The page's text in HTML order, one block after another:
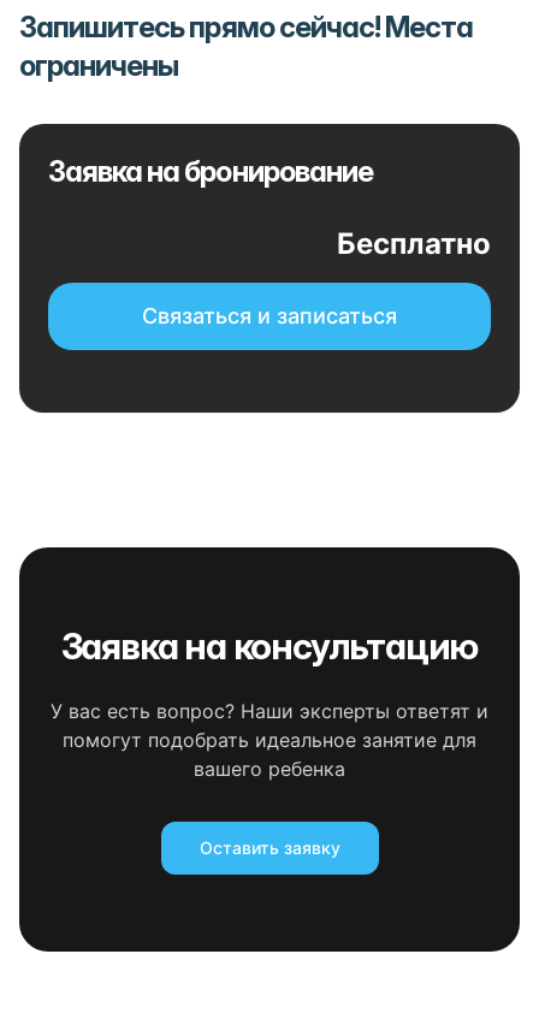
Запишитесь прямо сейчас! Места
ограничены
Заявка на бронирование
Бесплатно
Связаться и записаться
Заявка на консультацию
У вас есть вопрос? Наши эксперты ответят и
помогут подобрать идеальное занятие для
вашего ребенка
Оставить заявку